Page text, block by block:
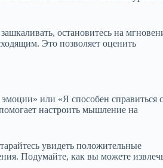
остановитесь на
Это позволяет оценить
или «Я способен справиться с
настроить мышление на
увидеть положительные
Подумайте, как вы можете